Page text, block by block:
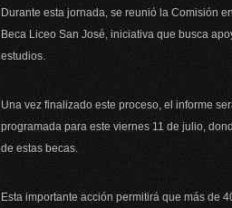
Durante esta jornada, se reunió la Comisión
Beca Liceo San José, iniciativa que busca
estudios.
Una vez finalizado este proceso, el informe
programada para este viernes 11 de julio,
de estas becas.
Esta importante acción permitirá que más de